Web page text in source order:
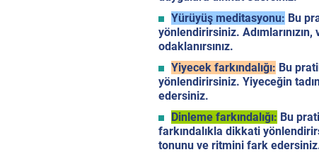
Yürüyüş meditasyonu: Bu
yönlendirirsiniz.
odaklanırsınız.
Yiyecek farkındalığı: Bu
yönlendirirsiniz. Yiyeceğin
edersiniz.
Dinleme farkındalığı: Bu
farkındalıkla dikkati
tonunu ve ritmini fark